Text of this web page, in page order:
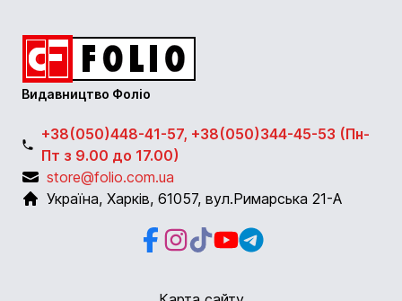
Видавництво Фоліо
+38(050)448-41-57, +38(050)344-45-53 (Пн-
Пт з 9.00 до 17.00)
store@folio.com.ua
Україна, Харків, 61057, вул.Римарська 21-А
Facebook
Instagram
Instagram
YoutubeTelegram